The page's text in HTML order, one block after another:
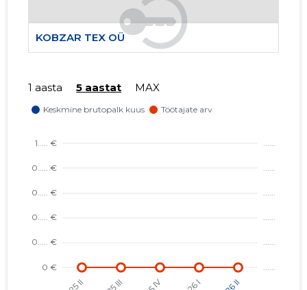
KOBZAR TEX OÜ
1 aasta 5 aastat MAX